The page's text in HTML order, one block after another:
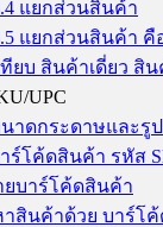
แยกส่วนสินค้า
แยกส่วนสินค้า คื
ทียบ สินค้าเดี่ยว สิ
UPC
าดกระดาษและรู
ร์โค้ดสินค้า รหัส
บาร์โค้ดสินค้า
สินค้าด้วย บาร์โค้